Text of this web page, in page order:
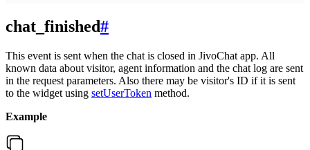
chat_finished#
This event is sent when the chat is closed in JivoChat app. All
known data about visitor, agent information and the chat log are sent
in the request parameters. Also there may be visitor's ID if it is sent
to the widget using setUserToken method.
Example